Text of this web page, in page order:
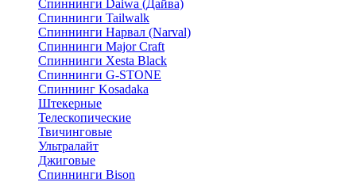
Спиннинги Daiwa (Дайва)
Спиннинги Tailwalk
Спиннинги Нарвал (Narval)
Спиннинги Major Craft
Спиннинги Xesta Black
Спиннинги G-STONE
Спиннинг Kosadaka
Штекерные
Телескопические
Твичинговые
Ультралайт
Джиговые
Спиннинги Bison